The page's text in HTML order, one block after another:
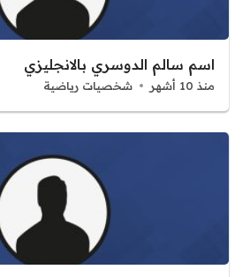
اسم سالم الدوسري بالانجليزي
منذ 10 أشهر شخصيات رياضية